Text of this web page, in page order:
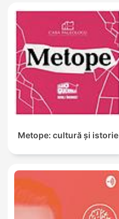
Metope: cultură și istorie